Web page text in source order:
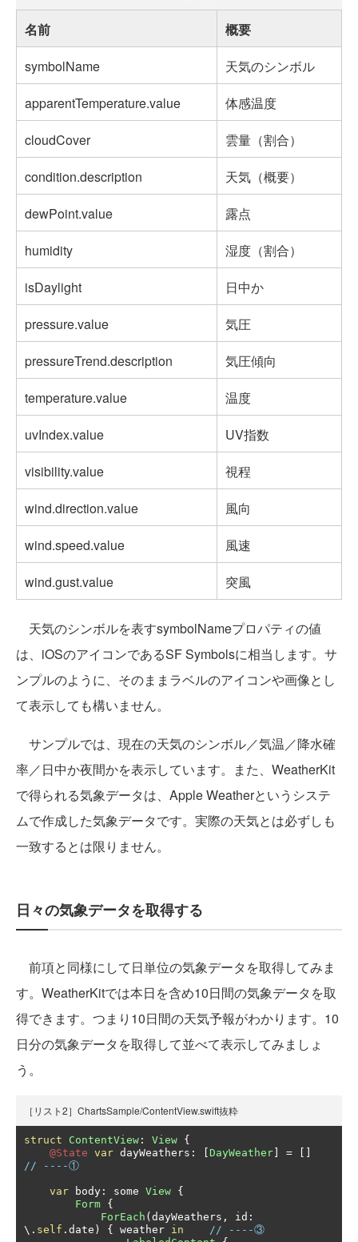
名前
概要
symbolName
天気のシンボル
apparentTemperature.value
体感温度
cloudCover
雲量（割合）
condition.description
天気（概要）
dewPoint.value
露点
humidity
湿度（割合）
isDaylight
日中か
pressure.value
気圧
pressureTrend.description
気圧傾向
temperature.value
温度
uvIndex.value
UV指数
visibility.value
視程
wind.direction.value
風向
wind.speed.value
風速
wind.gust.value
突風
天気のシンボルを表すsymbolNameプロパティの値
は、iOSのアイコンであるSF Symbolsに相当します。サ
ンプルのように、そのままラベルのアイコンや画像とし
て表示しても構いません。
サンプルでは、現在の天気のシンボル／気温／降水確
率／日中か夜間かを表示しています。また、WeatherKit
で得られる気象データは、Apple Weatherというシステ
ムで作成した気象データです。実際の天気とは必ずしも
一致するとは限りません。
日々の気象データを取得する
前項と同様にして日単位の気象データを取得してみま
す。WeatherKitでは本日を含め10日間の気象データを取
得できます。つまり10日間の天気予報がわかります。10
日分の気象データを取得して並べて表示してみましょ
う。
［リスト2］ChartsSample/ContentView.swift抜粋
struct ContentView : View {
@State var dayWeathers : DayWeather =
// ----①
var body : some View {
Form {
ForEach ( dayWeathers , id :
\. self . date ) { weather in
// ----③